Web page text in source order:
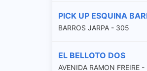
PICK UP ESQUINA
BARROS JARPA - 305
EL BELLOTO DOS
AVENIDA RAMON FREIRE